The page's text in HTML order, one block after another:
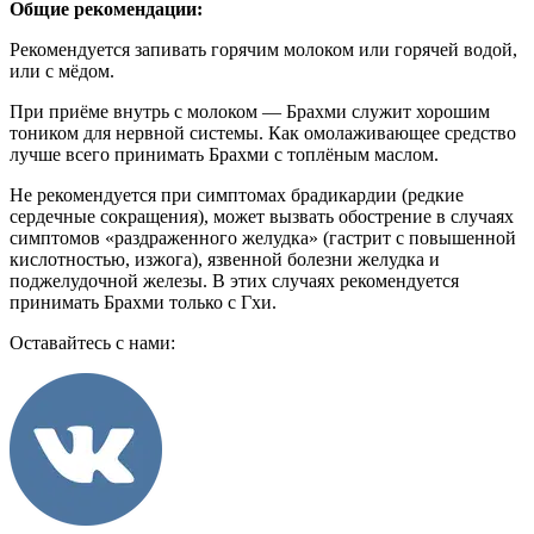
Общие рекомендации:
Рекомендуется запивать горячим молоком или горячей водой,
или с мёдом.
При приёме внутрь с молоком — Брахми служит хорошим
тоником для нервной системы. Как омолаживающее средство
лучше всего принимать Брахми с топлёным маслом.
Не рекомендуется при симптомах брадикардии (редкие
сердечные сокращения), может вызвать обострение в случаях
симптомов «раздраженного желудка» (гастрит с повышенной
кислотностью, изжога), язвенной болезни желудка и
поджелудочной железы. В этих случаях рекомендуется
принимать Брахми только с Гхи.
Оставайтесь с нами: